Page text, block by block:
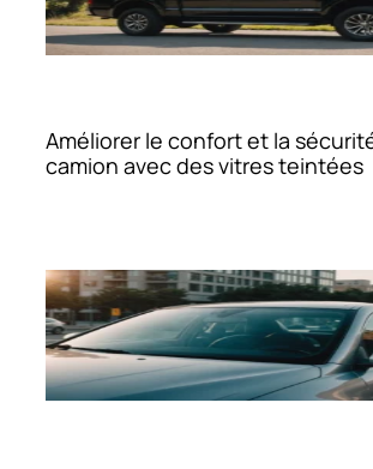
Améliorer le confort et la
camion avec des vitres teintées